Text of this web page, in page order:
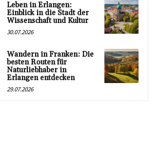
Leben in Erlangen:
Einblick in die Stadt der
Wissenschaft und Kultur
30.07.2026
Wandern in Franken: Die
besten Routen für
Naturliebhaber in
Erlangen entdecken
29.07.2026